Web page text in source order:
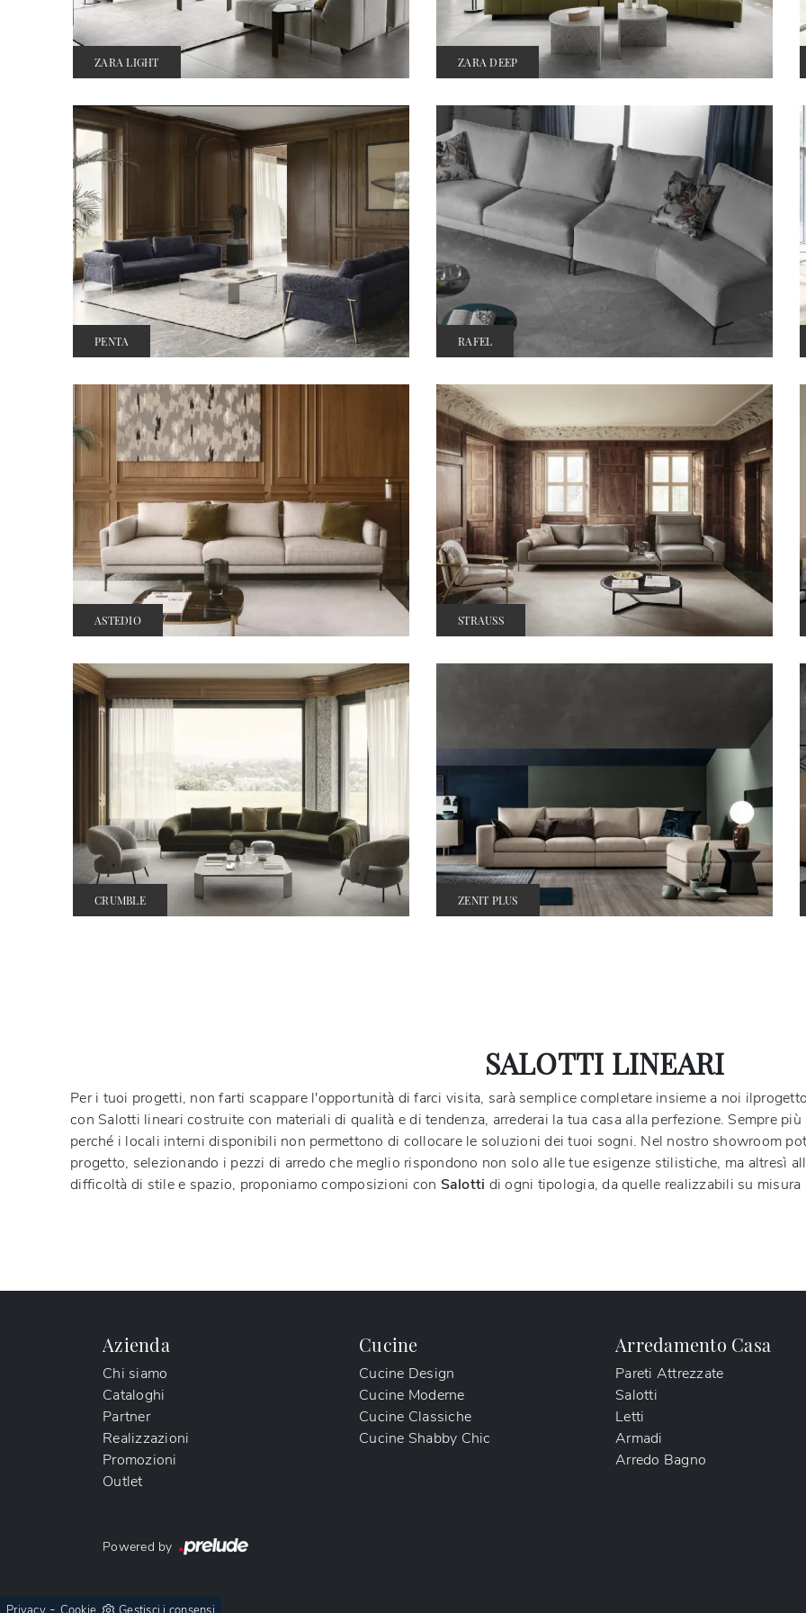
ZARA LIGHT ZARA DEEP
PENTA RAFEL
ASTEDIO STRAUSS
CRUMBLE ZENIT PLUS
SALOTTI LINEARI
Per i tuoi progetti, non farti scappare l'opportunità di farci visita, sarà semplice completare insieme a noi
con Salotti lineari costruite con materiali di qualità e di tendenza, arrederai la tua casa alla perfezione. Sempre
perché i locali interni disponibili non permettono di collocare le soluzioni dei tuoi sogni. Nel nostro showroom
progetto, selezionando i pezzi di arredo che meglio rispondono non solo alle tue esigenze stilistiche, ma altresì
difficoltà di stile e spazio, proponiamo composizioni con Salotti di ogni tipologia, da quelle realizzabili su
Azienda
Chi siamo
Cataloghi
Partner
Realizzazioni
Promozioni
Outlet
Cucine
Cucine Design
Cucine Moderne
Cucine Classiche
Cucine Shabby Chic
Arredamento Casa
Pareti Attrezzate
Salotti
Letti
Armadi
Arredo Bagno
Powered by